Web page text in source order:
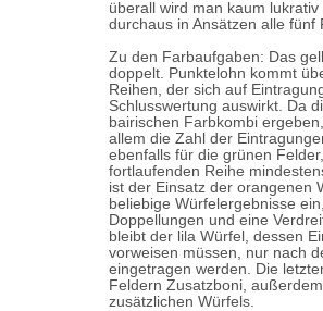
überall wird man kaum
durchaus in Ansätzen alle
Zu den Farbaufgaben: Das
doppelt. Punktelohn kommt
Reihen, der sich auf
Schlusswertung auswirkt. Da
bairischen Farbkombi
allem die Zahl der
ebenfalls für die grünen
fortlaufenden Reihe
ist der Einsatz der orangenen
beliebige Würfelergebnisse
Doppellungen und eine
bleibt der lila Würfel, dessen
vorweisen müssen, nur nach
eingetragen werden. Die
Feldern Zusatzboni,
zusätzlichen Würfels.